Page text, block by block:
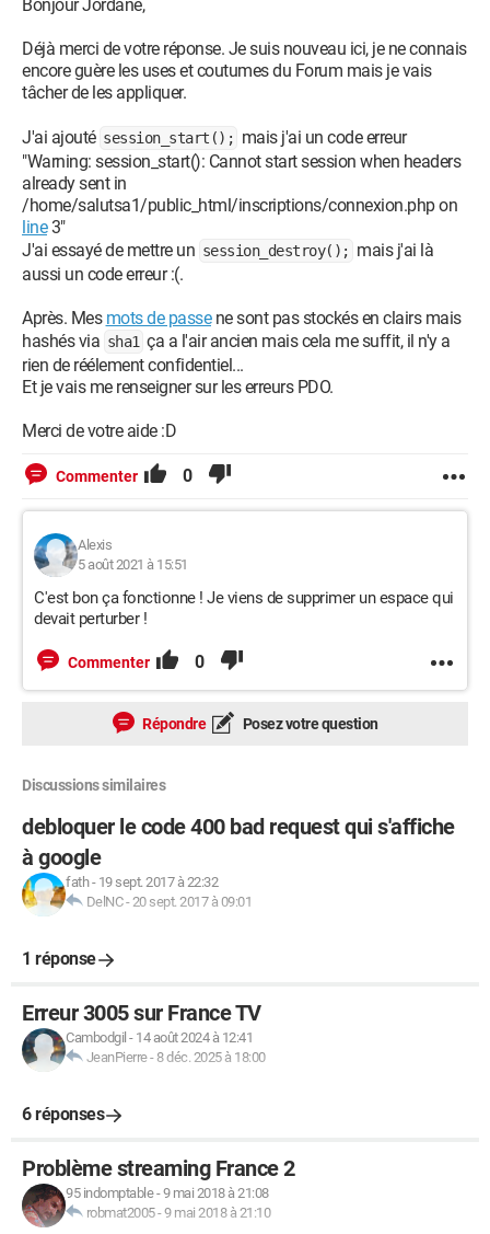
         width: 30%;
         border-radius: 10px;
         margin-top: 5%;
         margin-left: auto;
         margin-bottom: 5%;
         box-shadow: -1px 2px 5px 1px rgba(0, 0, 0,
0.8);
      }
      #logo{
            display: block;
            max-width: 50%;
            height: auto;
            position: center;
            margin-left: auto;
         border-radius: 5px;
         border-width: 1px;
         width: 60%;
         height: 30px;
input[type=password]{
         border-radius: 5px;
         height: 30px;
      }
      .boutton{
         border-radius: 20px;
         font-size: 15px;
         max-width: 40%;
         color: #ffffff;
         text-decoration: none;
      .boutton:hover{
         background-color: #BADA55;
Bonjour Jordane,
Déjà merci de votre réponse. Je suis nouveau ici, je ne connais
encore guère les uses et coutumes du Forum mais je vais
tâcher de les appliquer.
J'ai ajouté session_start(); mais j'ai un code erreur
"Warning: session_start(): Cannot start session when headers
already sent in
/home/salutsa1/public_html/inscriptions/connexion.php on
line3"
J'ai essayé de mettre un session_destroy(); mais j'ai là
aussi un code erreur :(.
Après. Mes mots de passene sont pas stockés en clairs mais
hashés via sha1 ça a l'air ancien mais cela me suffit, il n'y a
rien de réélement confidentiel...
Et je vais me renseigner sur les erreurs PDO.
Merci de votre aide :D
Commenter 0
Alexis
5 août 2021 à 15:51
C'est bon ça fonctionne ! Je viens de supprimer un espace qui
devait perturber !
Commenter 0
Répondre Posez votre question
Discussions similaires
debloquer le code 400 bad request qui s'affiche
à google
fath- 19 sept. 2017 à 22:32
DelNC-20 sept. 2017 à 09:01
1 réponse
Erreur 3005 sur France TV
Cambodgil - 14 août 2024 à 12:41
JeanPierre- 8 déc. 2025 à 18:00
6 réponses
Problème streaming France 2
95 indomptable-9 mai 2018 à 21:08
robmat2005-9 mai 2018 à 21:10